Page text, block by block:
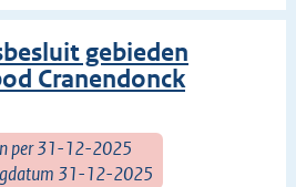
gebieden
Cranendonck
per 31-12-2025
31-12-2025